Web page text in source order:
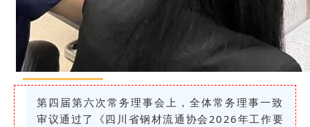
第四届第六次常务理事会上，全体常务理事一致
审议通过了《四川省钢材流通协会2026年工作要